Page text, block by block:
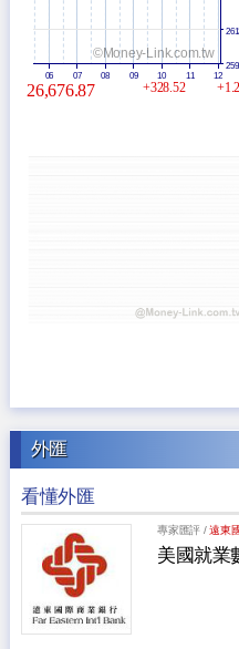
©Money-Link.com.tw
26,676.87 +328.52
06 07 08 09 10 11 12
外匯
看懂外匯
專家匯評 /遠東
美國就業